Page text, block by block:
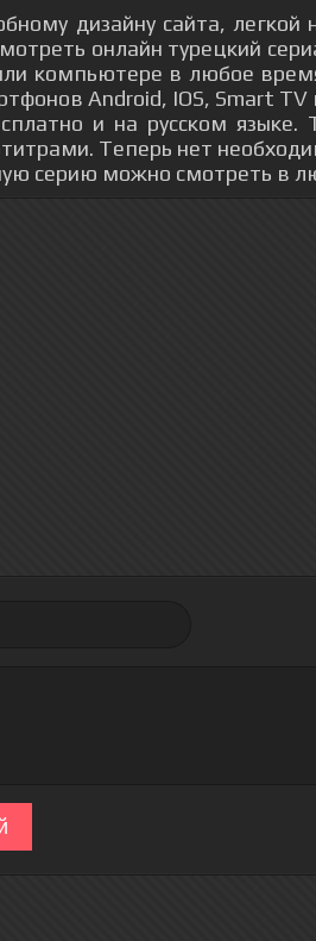
дизайну сайта,
онлайн турецкий
компьютере в любое
Android, IOS, Smart
и на русском
Теперь нет
серию можно смотреть в